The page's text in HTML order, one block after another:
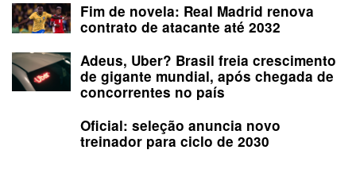
Fim de novela: Real Madrid renova
contrato de atacante até 2032
Adeus, Uber? Brasil freia crescimento
de gigante mundial, após chegada de
concorrentes no país
Oficial: seleção anuncia novo
treinador para ciclo de 2030